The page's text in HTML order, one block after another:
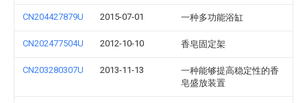
CN204427879U 2015-07-01 一种多功能浴缸
CN202477504U 2012-10-10 香皂固定架
CN203280307U 2013-11-13
一种能够提高稳定性的香
皂盛放装置